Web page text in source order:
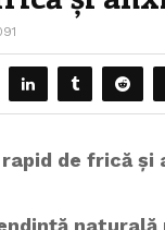
rapid de frică și